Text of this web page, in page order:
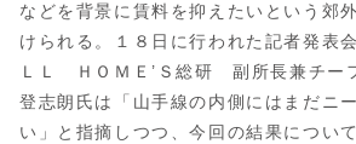
などを背景に賃料を抑えたいという郊
けられる。１８日に行われた記者発表
ＬＬ ＨＯＭＥ’Ｓ総研 副所長兼チー
登志朗氏は「山手線の内側にはまだニ
い」と指摘しつつ、今回の結果につい